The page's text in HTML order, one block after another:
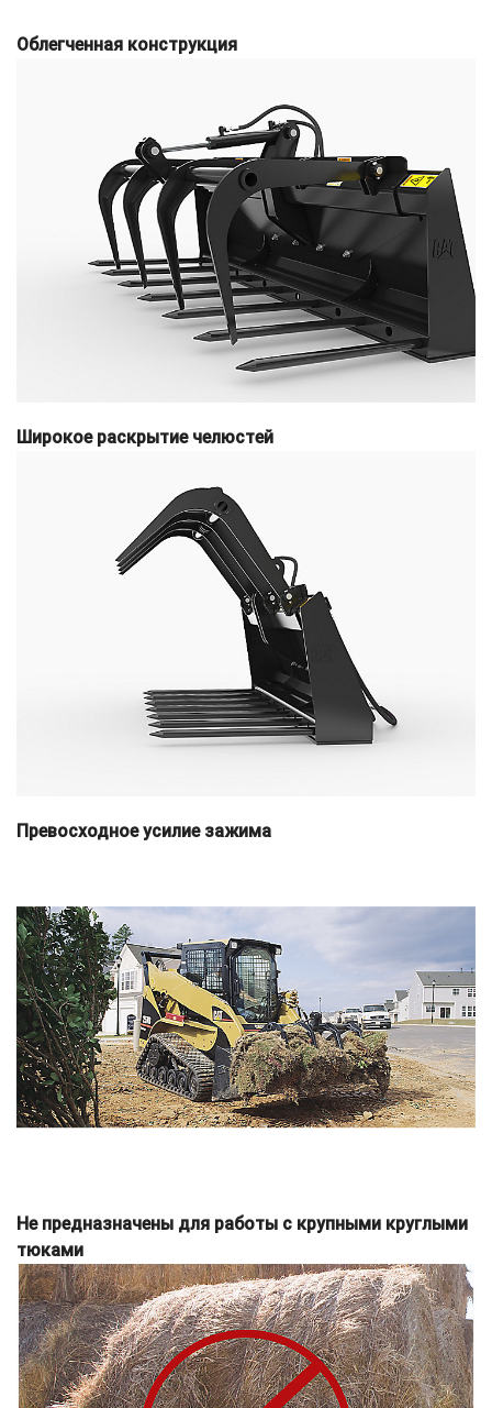
Облегченная конструкция
Широкое раскрытие челюстей
Превосходное усилие зажима
Не предназначены для работы с крупными круглыми
тюками